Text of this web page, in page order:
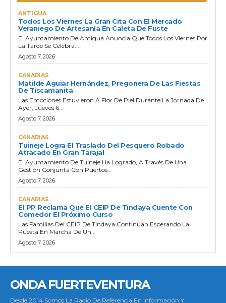
ANTIGUA
Todos Los Viernes La Gran Cita Con El Mercado
Veraniego De Artesanía En Caleta De Fuste
El Ayuntamiento De Antigua Anuncia Que Todos Los Viernes Por
La Tarde Se Celebra...
Agosto 7, 2026
CANARIAS
Matilde Aguiar Hernández, Pregonera De Las Fiestas
De Tiscamanita
Las Emociones Estuvieron A Flor De Piel Durante La Jornada De
Ayer, Jueves 6...
Agosto 7, 2026
CANARIAS
Tuineje Logra El Traslado Del Pesquero Robado
Atracado En Gran Tarajal
El Ayuntamiento De Tuineje Ha Logrado, A Través De Una
Gestión Conjunta Con Puertos...
Agosto 7, 2026
CANARIAS
El PP Reclama Que El CEIP De Tindaya Cuente Con
Comedor El Próximo Curso
Las Familias Del CEIP De Tindaya Continúan Esperando La
Puesta En Marcha De Un...
Agosto 7, 2026
ONDA FUERTEVENTURA
Desde 2014 Somos La Radio De Referencia En Información Y